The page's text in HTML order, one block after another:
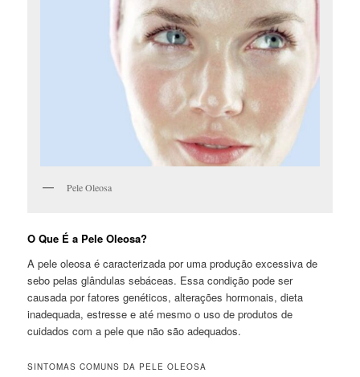
Pele Oleosa
O Que É a Pele Oleosa?
A pele oleosa é caracterizada por uma produção excessiva de
sebo pelas glândulas sebáceas. Essa condição pode ser
causada por fatores genéticos, alterações hormonais, dieta
inadequada, estresse e até mesmo o uso de produtos de
cuidados com a pele que não são adequados.
SINTOMAS COMUNS DA PELE OLEOSA